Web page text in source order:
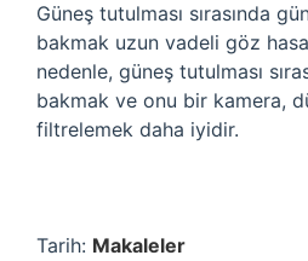
Güneş tutulması sırasında
bakmak uzun vadeli göz
nedenle, güneş tutulması
bakmak ve onu bir kamera,
filtrelemek daha iyidir.
Tarih: Makaleler